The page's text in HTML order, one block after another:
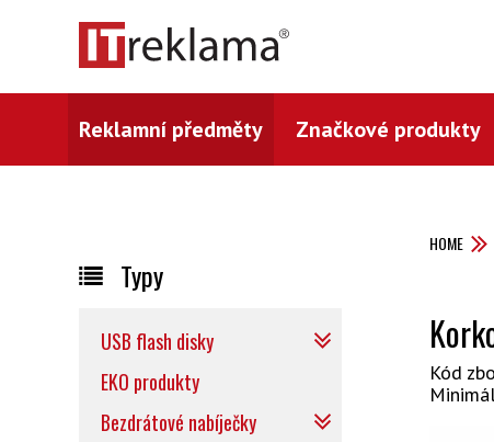
Reklamní předměty Značkové produkty
HOME
Kód
Typy
USB flash disky
EKO produkty
Bezdrátové nabíječky